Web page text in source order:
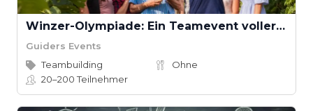
Winzer-Olympiade: Ein Teamevent voller Spaß und Kultur
Guiders Events
Teambuilding
Ohne
20–200Teilnehmer